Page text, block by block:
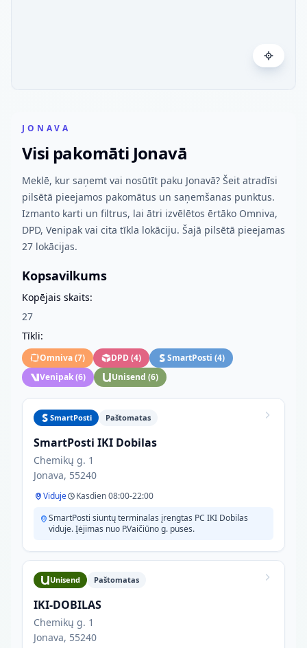
JONAVA
Visi pakomāti Jonavā
Meklē, kur saņemt vai nosūtīt paku Jonavā? Šeit atradīsi
pilsētā pieejamos pakomātus un saņemšanas punktus.
Izmanto karti un filtrus, lai ātri izvēlētos ērtāko Omniva,
DPD, Venipak vai cita tīkla lokāciju. Šajā pilsētā pieejamas
27 lokācijas.
Kopsavilkums
Kopējais skaits:
27
Tīkli:
Omniva(7) DPD(4) SmartPosti (4)
Venipak(6) Unisend (6)
SmartPosti Paštomatas
SmartPosti IKI Dobilas
Chemikų g. 1
Jonava, 55240
Viduje
Kasdien 08:00-22:00
SmartPosti siuntų terminalas įrengtas PC IKI Dobilas
viduje. Įėjimas nuo P.Vaičiūno g. pusės.
Unisend Paštomatas
IKI-DOBILAS
Chemikų g. 1
Jonava, 55240